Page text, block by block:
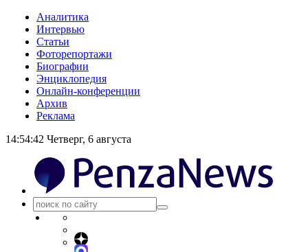
Аналитика
Интервью
Статьи
Фоторепортажи
Биографии
Энциклопедия
Онлайн-конференции
Архив
Реклама
14:54:42 Четверг, 6 августа